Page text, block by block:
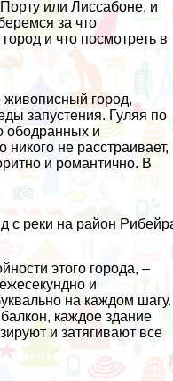
или Лиссабоне, и
за что
и что посмотреть в
живописный город,
запустения. Гуляя по
ободранных и
не расстраивает,
и романтично. В
с реки на район
этого города, –
и
на каждом шагу.
каждое здание
и затягивают все